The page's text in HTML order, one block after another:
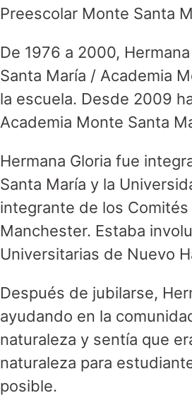
Preescolar Monte Santa
De 1976 a 2000,
Santa María / Academia
la escuela. Desde 2009
Academia Monte Santa
Hermana Gloria fue
Santa María y la
integrante de los
Manchester. Estaba
Universitarias de Nuevo
Después de jubilarse,
ayudando en la
naturaleza y sentía que
naturaleza para
posible.